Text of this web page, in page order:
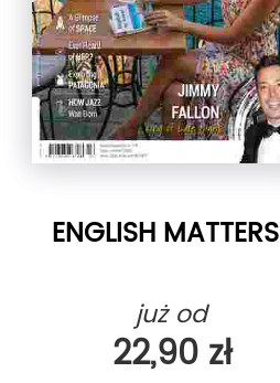
ENGLISH MATTERS
już od
22,90 zł